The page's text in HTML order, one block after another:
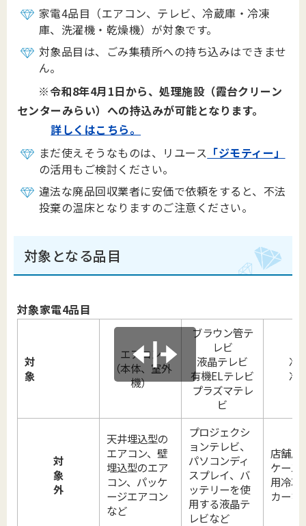
家電4品目（エアコン、テレビ、冷蔵庫・冷凍
庫、洗濯機・乾燥機）が対象です。
対象品目は、ごみ集積所への持ち込みはできませ
ん。
※令和8年4月1日から、処理施設（霞台クリーン
センターみらい）への持込みが可能となります。
詳しくはこちら。
まだ使えそうなものは、リユース 「ジモティー」
の活用もご検討ください。
違法な廃品回収業者に安価で依頼をすると、不法
投棄の温床となりますのご注意ください。
対象となる品目
対象家電4品目
対
象
エアコン
（本体、室外
機）
ブラウン管テ
レビ
液晶テレビ
有機ELテレビ
プラズマテレ
ビ
冷
冷
対
象
外
天井埋込型の
エアコン、壁
埋込型のエア
コン、パッケ
ージエアコン
など
プロジェクシ
ョンテレビ、
パソコンディ
スプレイ、バ
ッテリーを使
用する液晶テ
レビなど
店舗用
ケース
用冷凍
カーな